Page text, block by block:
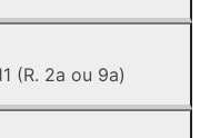
(R. 2a ou 9a)